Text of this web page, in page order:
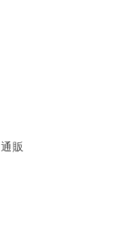
販